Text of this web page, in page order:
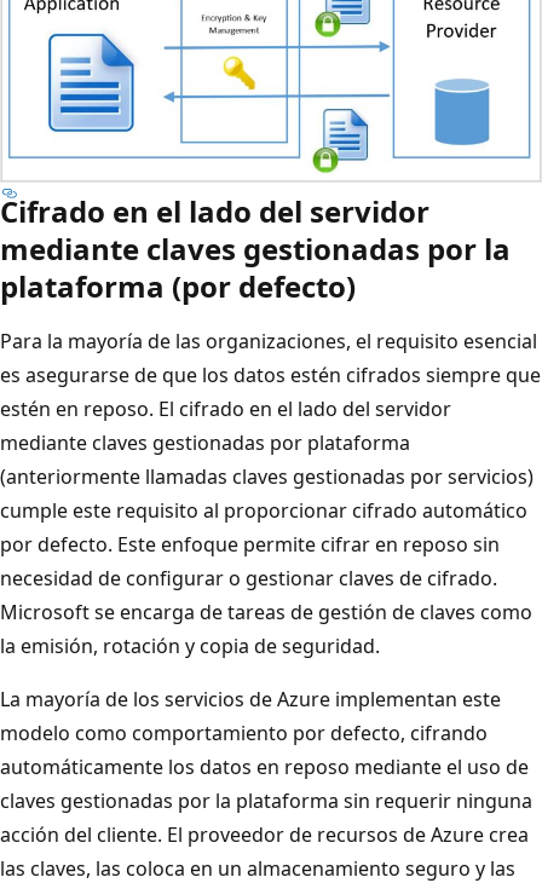
Cifrado en el lado del servidor
mediante claves gestionadas por la
plataforma (por defecto)
Para la mayoría de las organizaciones, el requisito esencial
es asegurarse de que los datos estén cifrados siempre que
estén en reposo. El cifrado en el lado del servidor
mediante claves gestionadas por plataforma
(anteriormente llamadas claves gestionadas por servicios)
cumple este requisito al proporcionar cifrado automático
por defecto. Este enfoque permite cifrar en reposo sin
necesidad de configurar o gestionar claves de cifrado.
Microsoft se encarga de tareas de gestión de claves como
la emisión, rotación y copia de seguridad.
La mayoría de los servicios de Azure implementan este
modelo como comportamiento por defecto, cifrando
automáticamente los datos en reposo mediante el uso de
claves gestionadas por la plataforma sin requerir ninguna
acción del cliente. El proveedor de recursos de Azure crea
las claves, las coloca en un almacenamiento seguro y las